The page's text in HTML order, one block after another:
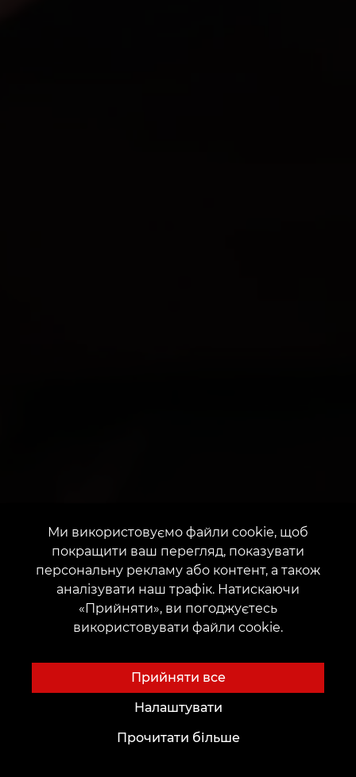
Ми використовуємо файли cookie, щоб
покращити ваш перегляд, показувати
персональну рекламу або контент, а також
аналізувати наш трафік. Натискаючи
«Прийняти», ви погоджуєтесь
використовувати файли cookie.
Прийняти все
Налаштувати
Прочитати більше